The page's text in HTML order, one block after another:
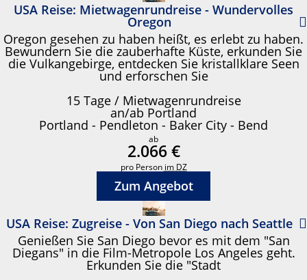
USA Reise: Mietwagenrundreise - Wundervolles
Oregon
Oregon gesehen zu haben heißt, es erlebt zu haben.
Bewundern Sie die zauberhafte Küste, erkunden Sie
die Vulkangebirge, entdecken Sie kristallklare Seen
und erforschen Sie
15 Tage / Mietwagenrundreise
an/ab Portland
Portland - Pendleton - Baker City - Bend
ab
2.066 €
pro Person im DZ
Zum Angebot
USA Reise: Zugreise - Von San Diego nach Seattle
Genießen Sie San Diego bevor es mit dem "San
Diegans" in die Film-Metropole Los Angeles geht.
Erkunden Sie die "Stadt